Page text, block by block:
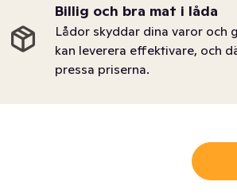
Billig och bra mat i låda
Lådor skyddar dina varor och
kan leverera effektivare, och
pressa priserna.